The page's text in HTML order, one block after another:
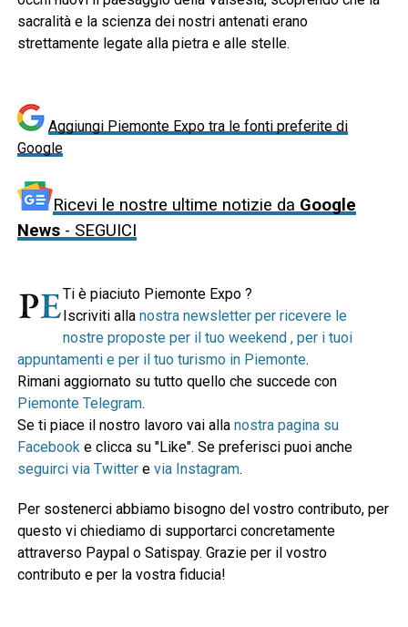
sacralità e la scienza dei nostri antenati erano
strettamente legate alla pietra e alle stelle.
Aggiungi Piemonte Expo tra le fonti preferite di
Google
Ricevi le nostre ultime notizie da Google
News- SEGUICI
Ti è piaciuto Piemonte Expo ?
Iscriviti alla nostra newsletter per ricevere le
nostre proposte per il tuo weekend , per i tuoi
appuntamenti e per il tuo turismo in Piemonte.
Rimani aggiornato su tutto quello che succede con
Piemonte Telegram.
Se ti piace il nostro lavoro vai alla nostra pagina su
Facebooke clicca su "Like". Se preferisci puoi anche
seguirci via Twittere via Instagram.
Per sostenerci abbiamo bisogno del vostro contributo, per
questo vi chiediamo di supportarci concretamente
attraverso Paypal o Satispay. Grazie per il vostro
contributo e per la vostra fiducia!